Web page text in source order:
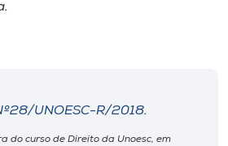
UNOESC-R/2018.
do curso de Direito da Unoesc, em